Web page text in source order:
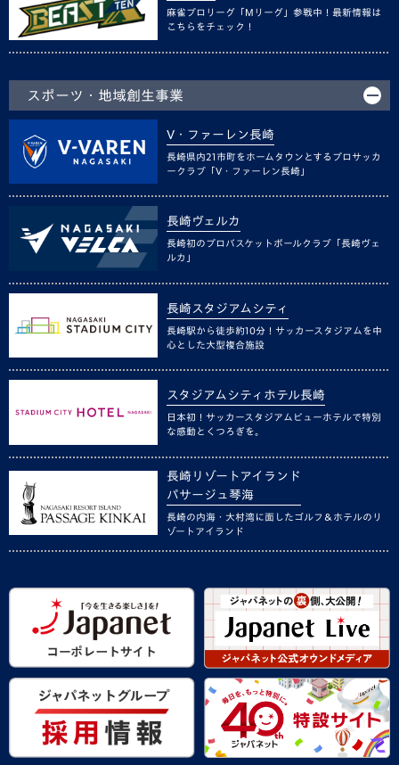
麻雀プロリーグ「Mリーグ」参戦中！最新情報は
こちらをチェック！
スポーツ・地域創生事業
V・ファーレン長崎
長崎県内21市町をホームタウンとするプロサッカ
ークラブ「V・ファーレン長崎」
長崎ヴェルカ
長崎初のプロバスケットボールクラブ「長崎ヴェ
ルカ」
長崎スタジアムシティ
長崎駅から徒歩約10分！サッカースタジアムを中
心とした大型複合施設
スタジアムシティホテル長崎
日本初！サッカースタジアムビューホテルで特別
な感動とくつろぎを。
長崎リゾートアイランド
パサージュ琴海
長崎の内海・大村湾に面したゴルフ＆ホテルのリ
ゾートアイランド